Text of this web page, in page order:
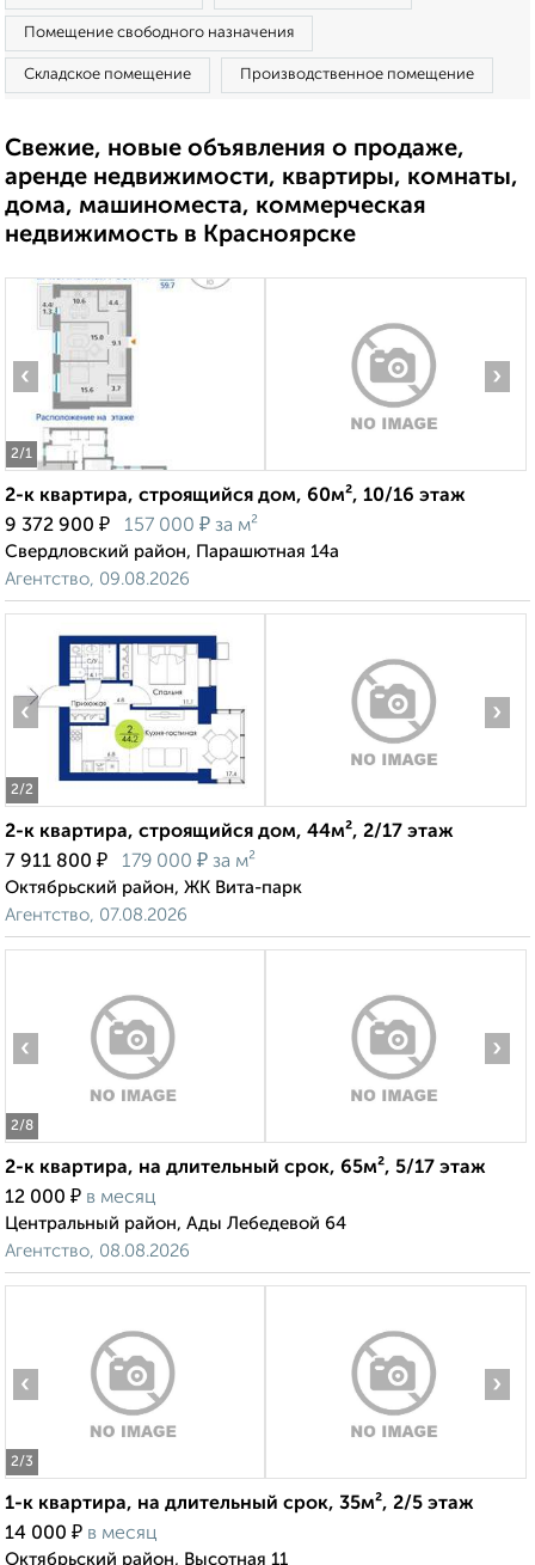
Помещение свободного назначения
Складское помещение Производственное помещение
Свежие, новые объявления о продаже,
аренде недвижимости, квартиры, комнаты,
дома, машиноместа, коммерческая
недвижимость в Красноярске
2/1
‹ ›
2-к квартира, строящийся дом, 60м², 10/16 этаж
9 372 900 ₽ 157 000 ₽ за м²
Свердловский район, Парашютная 14а
Агентство, 09.08.2026
2/2
‹ ›
2-к квартира, строящийся дом, 44м², 2/17 этаж
7 911 800 ₽ 179 000 ₽ за м²
Октябрьский район, ЖК Вита-парк
Агентство, 07.08.2026
2/8
‹ ›
2-к квартира, на длительный срок, 65м², 5/17 этаж
12 000 ₽ в месяц
Центральный район, Ады Лебедевой 64
Агентство, 08.08.2026
2/3
‹ ›
1-к квартира, на длительный срок, 35м², 2/5 этаж
14 000 ₽ в месяц
Октябрьский район, Высотная 11